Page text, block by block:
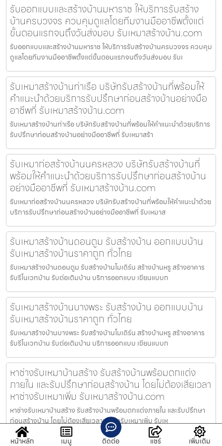
รับออกแบบและสร้างบ้านมหาราช ให้บริการรับสร้าง
บ้านครบวงจร ควบคุมดูแลโดยทีมงานมืออาชีพตั้งแต่
ขั้นตอนแรกจนถึงวันส่งมอบ รับเหมาสร้างบ้าน.com
รับออกแบบและสร้างบ้านมหาราช ให้บริการรับสร้างบ้านครบวงจร ควบคุม
ดูแลโดยทีมงานมืออาชีพตั้งแต่ขั้นตอนแรกจนถึงวันส่งมอบ รับเ
รับเหมาสร้างบ้านท่าเรือ บริษัทรับสร้างบ้านที่พร้อมให้
คำแนะนำด้วยบริการรับปรึกษาก่อนสร้างบ้านอย่างมือ
อาชีพที่ รับเหมาสร้างบ้าน.com
รับเหมาสร้างบ้านท่าเรือ บริษัทรับสร้างบ้านที่พร้อมให้คำแนะนำด้วยบริการ
รับปรึกษาก่อนสร้างบ้านอย่างมืออาชีพที่ รับเหมาสร้า
รับเหมาก่อสร้างบ้านนครหลวง บริษัทรับสร้างบ้านที่
พร้อมให้คำแนะนำด้วยบริการรับปรึกษาก่อนสร้างบ้าน
อย่างมืออาชีพที่ รับเหมาสร้างบ้าน.com
รับเหมาก่อสร้างบ้านนครหลวง บริษัทรับสร้างบ้านที่พร้อมให้คำแนะนำด้วย
บริการรับปรึกษาก่อนสร้างบ้านอย่างมืออาชีพที่ รับเหมาส
รับเหมาสร้างบ้านดอนตูม รับสร้างบ้าน ออกแบบบ้าน
รับเหมาสร้างบ้านราคาถูก ทั่วไทย
รับเหมาสร้างบ้านดอนตูม รับสร้างบ้านโมเดิร์น สร้างบ้านหรู สร้างอาคาร
รับรีโนเวทบ้าน รับต่อเติมบ้าน บริการออกแบบ เขียนแบบก
รับเหมาสร้างบ้านบางพระ รับสร้างบ้าน ออกแบบบ้าน
รับเหมาสร้างบ้านราคาถูก ทั่วไทย
รับเหมาสร้างบ้านบางพระ รับสร้างบ้านโมเดิร์น สร้างบ้านหรู สร้างอาคาร
รับรีโนเวทบ้าน รับต่อเติมบ้าน บริการออกแบบ เขียนแบบก
หาช่างรับเหมาบ้านสร้าง รับสร้างบ้านพร้อมตกแต่ง
ภายใน และรับปรึกษาก่อนสร้างบ้าน โดยไม่ต้องเสียเวลา
หาช่างรับเหมาเพิ่ม รับเหมาสร้างบ้าน.com
หาช่างรับเหมาบ้านสร้าง รับสร้างบ้านพร้อมตกแต่งภายใน และรับปรึกษา
ก่อนสร้างบ้าน โดยไม่ต้องเสียเวลาหาช่างรับเหมาเพิ่ม รับเห
หน้าหลัก เมนู ติดต่อ แชร์ เพิ่มเติม